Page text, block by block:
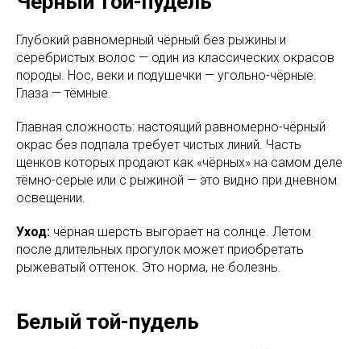
Глубокий равномерный чёрный без рыжины и
серебристых волос — один из классических окрасов
породы. Нос, веки и подушечки — угольно-чёрные.
Глаза — тёмные.
Главная сложность: настоящий равномерно-чёрный
окрас без подпала требует чистых линий. Часть
щенков которых продают как «чёрных» на самом деле
тёмно-серые или с рыжиной — это видно при дневном
освещении.
Уход: чёрная шерсть выгорает на солнце. Летом
после длительных прогулок может приобретать
рыжеватый оттенок. Это норма, не болезнь.
Белый той-пудель